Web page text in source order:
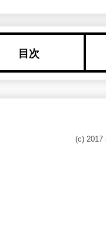
目次
(c) 2017